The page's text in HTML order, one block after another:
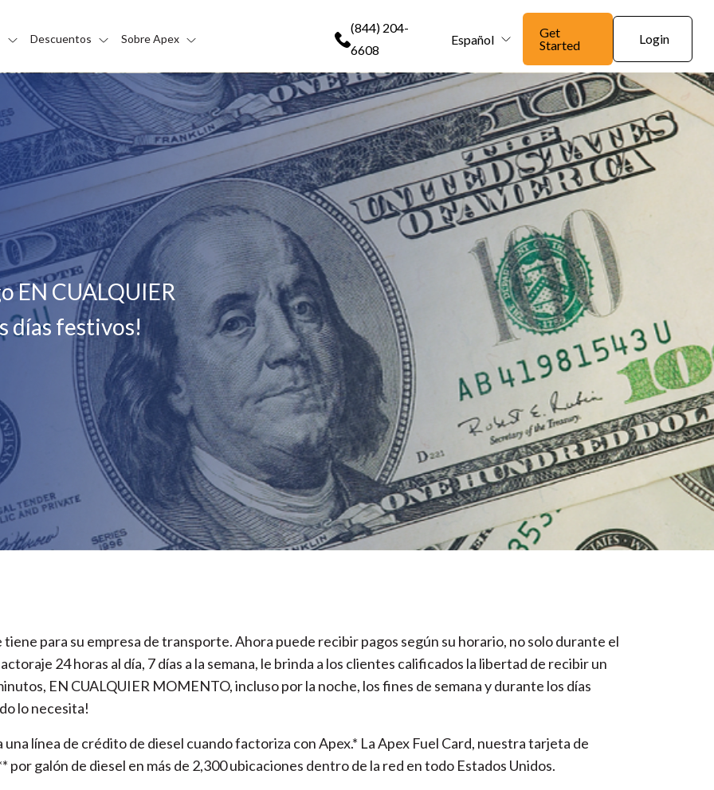
Descuentos Sobre Apex
(844) 204-
6608
Español
Get
Started
Login
EN CUALQUIER
días festivos!
para su empresa de transporte. Ahora puede recibir pagos según su horario, no solo durante el
24 horas al día, 7 días a la semana, le brinda a los clientes calificados la libertad de recibir un
EN CUALQUIER MOMENTO, incluso por la noche, los fines de semana y durante los días
lo necesita!
línea de crédito de diesel cuando factoriza con Apex.* La Apex Fuel Card, nuestra tarjeta de
galón de diesel en más de 2,300 ubicaciones dentro de la red en todo Estados Unidos.